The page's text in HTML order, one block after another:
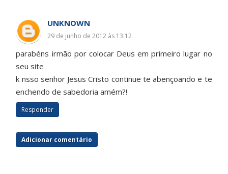
UNKNOWN
29 de junho de 2012 às 13:12
parabéns irmão por colocar Deus em primeiro lugar no
seu site
k nsso senhor Jesus Cristo continue te abençoando e te
enchendo de sabedoria amém?!
Responder
Adicionar comentário